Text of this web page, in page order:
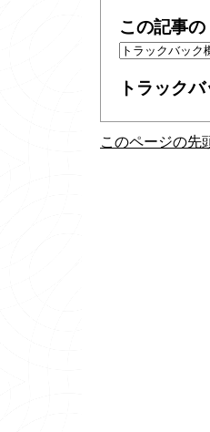
この記事
トラック
このページの先